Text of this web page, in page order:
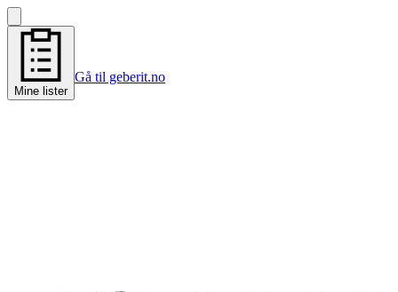
Mine lister
Gå til geberit.no